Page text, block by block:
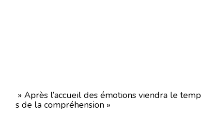
» Après l’accueil des émotions viendra le temp
s de la compréhension »